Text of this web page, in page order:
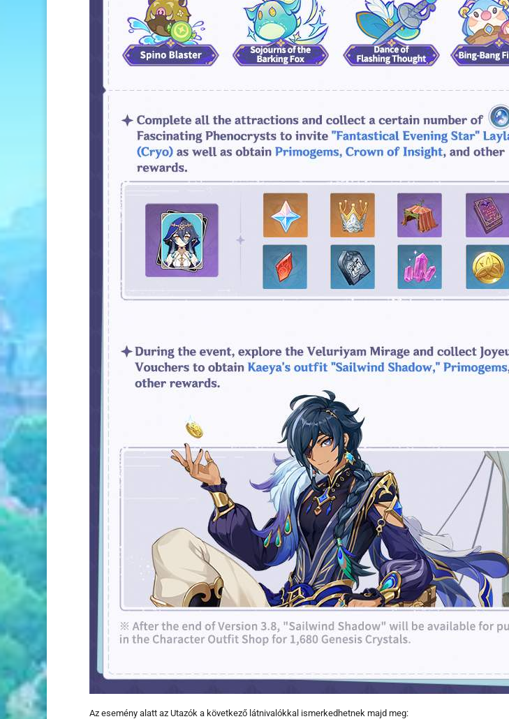
Az esemény alatt az Utazók a következő látnivalókkal ismerkedhetnek majd meg: